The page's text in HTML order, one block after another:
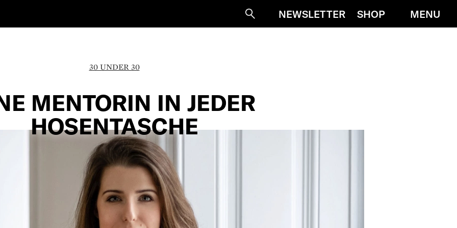
SucheNEWSLETTER SHOP MENU
30 UNDER 30
MENTORIN IN ­JEDER
HOSENTASCHE